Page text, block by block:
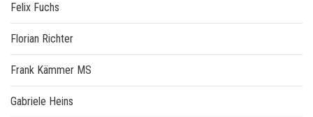
Felix Fuchs
Florian Richter
Frank Kämmer MS
Gabriele Heins